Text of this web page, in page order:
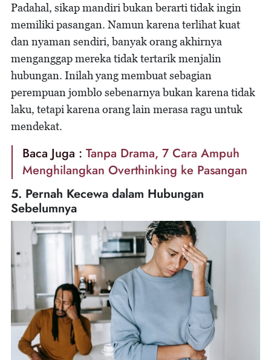
Padahal, sikap mandiri bukan berarti tidak ingin
memiliki pasangan. Namun karena terlihat kuat
dan nyaman sendiri, banyak orang akhirnya
menganggap mereka tidak tertarik menjalin
hubungan. Inilah yang membuat sebagian
perempuan jomblo sebenarnya bukan karena tidak
laku, tetapi karena orang lain merasa ragu untuk
mendekat.
Baca Juga : Tanpa Drama, 7 Cara Ampuh
Menghilangkan Overthinking ke Pasangan
5. Pernah Kecewa dalam Hubungan
Sebelumnya